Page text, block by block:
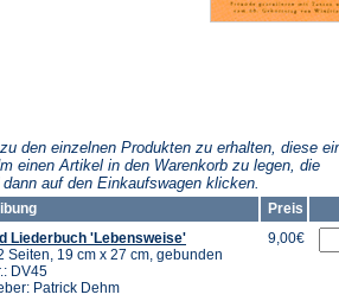
den einzelnen Produkten zu erhalten, diese
einen Artikel in den Warenkorb zu legen, die
auf den Einkaufswagen klicken.
Preis
Liederbuch 'Lebensweise'
Seiten, 19 cm x 27 cm, gebunden
DV45
Patrick Dehm
9,00€